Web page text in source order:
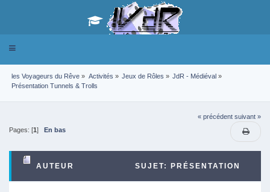
Toggle
les Voyageurs du Rêve » Activités » Jeux de Rôles » JdR - Médiéval »
Présentation Tunnels & Trolls
« précédent suivant »
Pages: [1] En bas
AUTEUR SUJET: PRÉSENTATION